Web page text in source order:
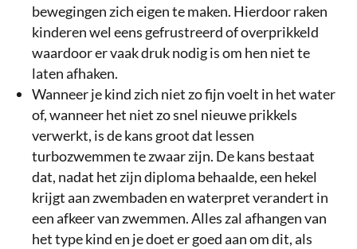
bewegingen zich eigen te maken. Hierdoor raken
kinderen wel eens gefrustreerd of overprikkeld
waardoor er vaak druk nodig is om hen niet te
laten afhaken.
Wanneer je kind zich niet zo fijn voelt in het water
of, wanneer het niet zo snel nieuwe prikkels
verwerkt, is de kans groot dat lessen
turbozwemmen te zwaar zijn. De kans bestaat
dat, nadat het zijn diploma behaalde, een hekel
krijgt aan zwembaden en waterpret verandert in
een afkeer van zwemmen. Alles zal afhangen van
het type kind en je doet er goed aan om dit, als